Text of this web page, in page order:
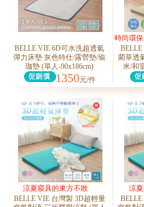
BELLE VIE 6D可水洗超透氣
彈力床墊 灰色特仕/露營墊/瑜
珈墊 (單人-90x186cm)
1350元/件
時尚環
藺草透
米/和
涼夏寢具的東方不敗
BELLE VIE 台灣製 3D超輕量
涼